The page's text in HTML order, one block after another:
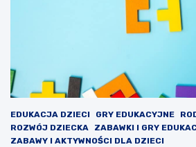
EDUKACJA DZIECI GRY EDUKACYJNE
ROZWÓJ DZIECKA
ZABAWKI I GRY
ZABAWY I AKTYWNOŚCI DLA DZIECI